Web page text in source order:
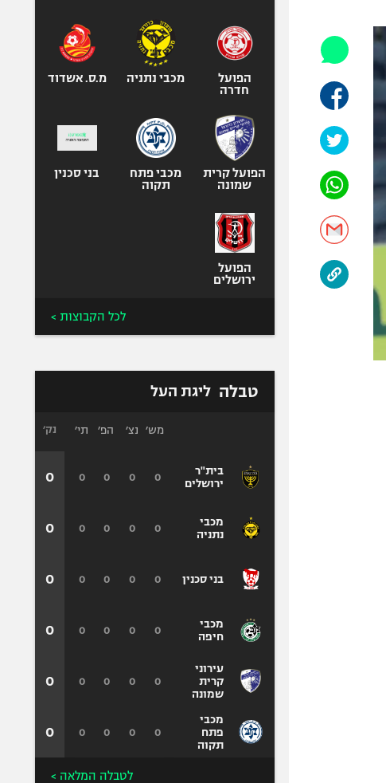
אופניים
ספורט מוטורי
כדורמים
בייסבול MLB
ספורט אתגרי
אומנויות לחימה
הפועל
חדרה
מכבי נתניה מ.ס. אשדוד
הפועל קרית
שמונה
מכבי פתח
תקוה
בני סכנין
הפועל
ירושלים
לכל הקבוצות >
טבלה ליגת העל
בית"ר
ירושלים
מכבי
נתניה
בני סכנין
מכבי
חיפה
עירוני
קרית
שמונה
מכבי
פתח
תקוה
מש׳ נצ׳ הפ׳ תי׳
0
0
0
0
0
0
0
0
0
0
0
0
0
0
0
0
0
0
0
0
0
0
0
0
נק׳
0
0
0
0
0
0
לטבלה המלאה >